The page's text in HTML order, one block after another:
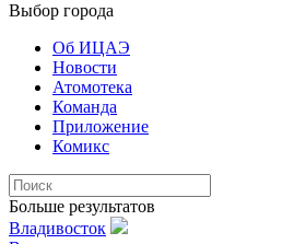
Выбор города
Об ИЦАЭ
Новости
Атомотека
Команда
Приложение
Комикс
Больше результатов
Владивосток